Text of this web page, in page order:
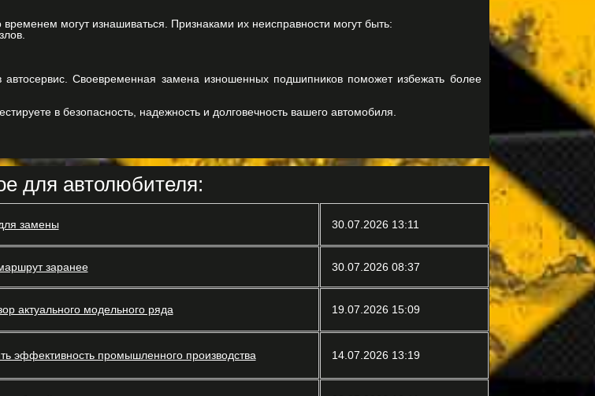
могут изнашиваться. Признаками их неисправности могут быть:
Своевременная замена изношенных подшипников поможет избежать более
в безопасность, надежность и долговечность вашего автомобиля.
для автолюбителя:
замены 30.07.2026 13:11
заранее 30.07.2026 08:37
актуального модельного ряда 19.07.2026 15:09
эффективность промышленного производства 14.07.2026 13:19